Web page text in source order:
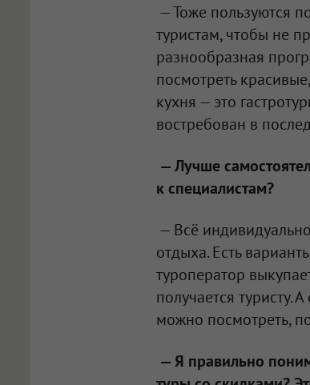
— Тоже пользуются
туристам, чтобы не
разнообразная
посмотреть
кухня — это
востребован в
— Лучше
к специалистам?
— Всё
отдыха. Есть
туроператор
получается туристу.
можно посмотреть,
— Я правильно